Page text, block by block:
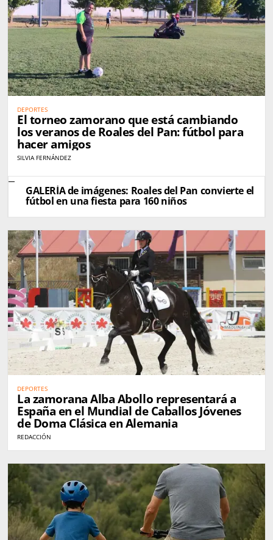
DEPORTES
El torneo zamorano que está cambiando
los veranos de Roales del Pan: fútbol para
hacer amigos
SILVIA FERNÁNDEZ
GALERÍA de imágenes: Roales del Pan convierte el
fútbol en una fiesta para 160 niños
DEPORTES
La zamorana Alba Abollo representará a
España en el Mundial de Caballos Jóvenes
de Doma Clásica en Alemania
REDACCIÓN